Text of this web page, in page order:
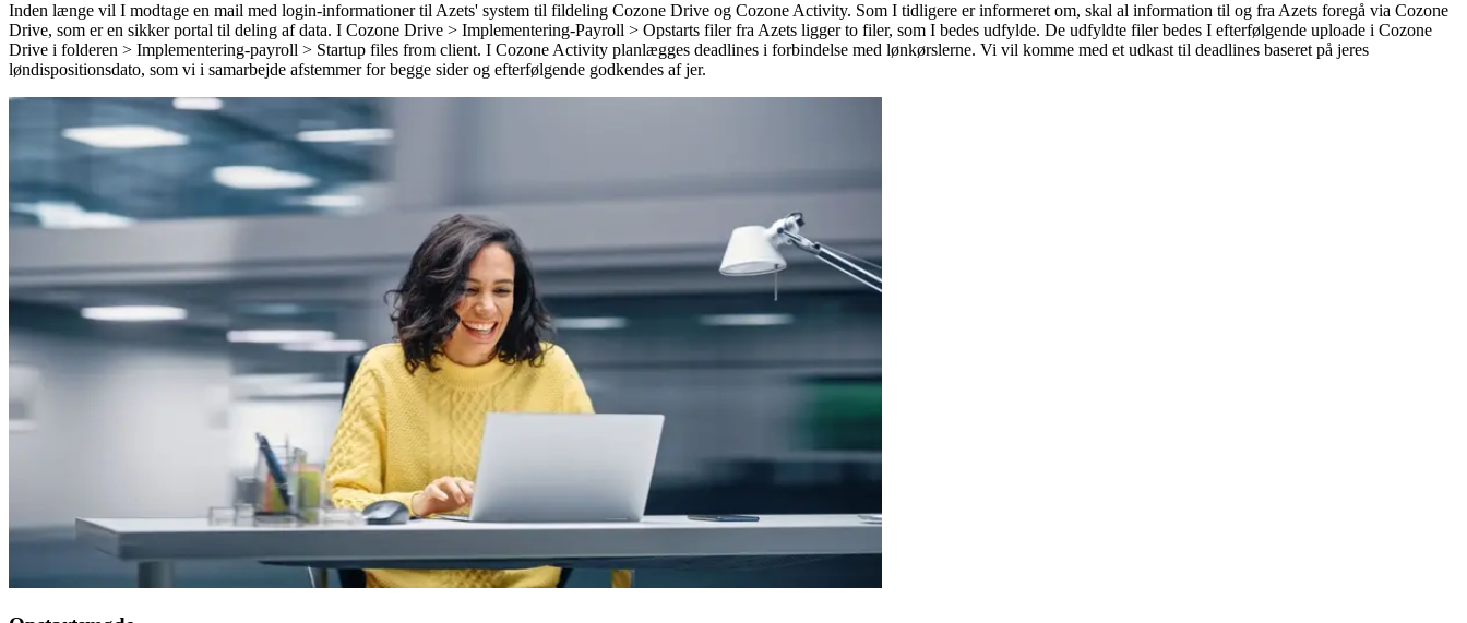
Inden længe vil I modtage en mail med login-informationer til Azets' system til fildeling Cozone Drive og Cozone Activity. Som I tidligere er informeret om, skal al information til og fra Azets foregå via Cozone
Drive, som er en sikker portal til deling af data. I Cozone Drive > Implementering-Payroll > Opstarts filer fra Azets ligger to filer, som I bedes udfylde. De udfyldte filer bedes I efterfølgende uploade i Cozone
Drive i folderen > Implementering-payroll > Startup files from client. I Cozone Activity planlægges deadlines i forbindelse med lønkørslerne. Vi vil komme med et udkast til deadlines baseret på jeres
løndispositionsdato, som vi i samarbejde afstemmer for begge sider og efterfølgende godkendes af jer.